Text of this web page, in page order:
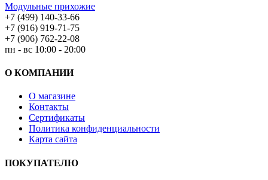
Модульные прихожие
+7 (499) 140-33-66
+7 (916) 919-71-75
+7 (906) 762-22-08
пн - вс 10:00 - 20:00
О КОМПАНИИ
О магазине
Контакты
Сертификаты
Политика конфиденциальности
Карта сайта
ПОКУПАТЕЛЮ